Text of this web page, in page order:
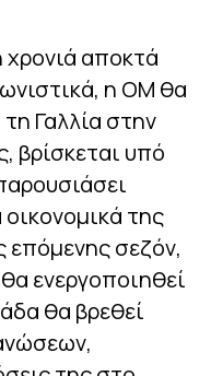
χρονιά αποκτά
η ΟΜ θα
Γαλλία στην
βρίσκεται υπό
της
επόμενης σεζόν,
ενεργοποιηθεί
θα βρεθεί